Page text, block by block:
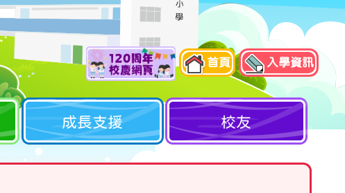
首頁 入學資訊
成長支援 校友